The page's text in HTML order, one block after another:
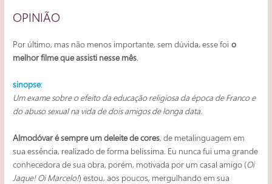
OPINIÃO
Por último, mas não menos importante, sem dúvida, esse foio
melhor filme que assisti nesse mês.
sinopse:
Um exame sobre o efeito da educação religiosa da época de Franco e
do abuso sexual na vida de dois amigos de longa data.
Almodóvar é sempre um deleite de cores, de metalinguagem em
sua essência, realizado de forma belíssima. Eu nunca fui uma grande
conhecedora de sua obra, porém, motivada por um casal amigo (Oi
Jaque! Oi Marcelo!) estou, aos poucos, mergulhando em sua